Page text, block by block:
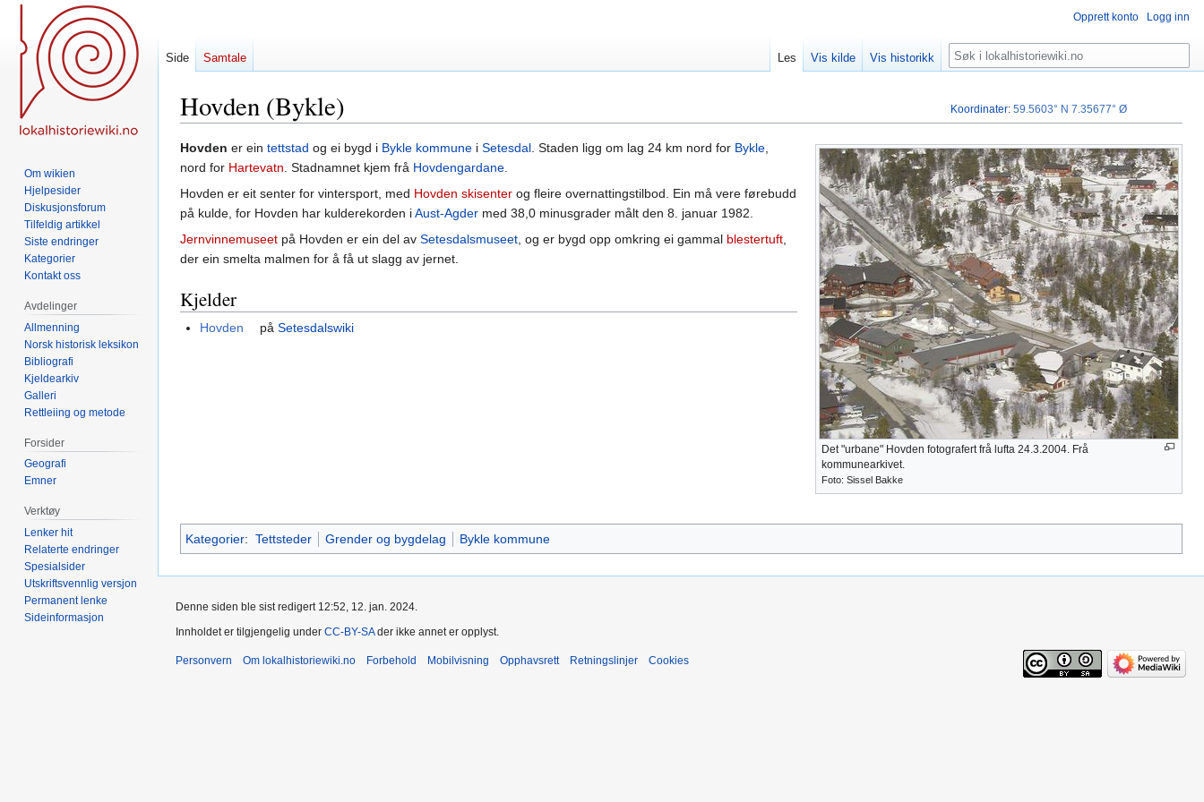
Hovden (Bykle)
Hopp
til
navigering
Hopp
til
søk
Det "urbane" Hovden fotografert frå lufta 24.3.2004. Frå
kommunearkivet.
Foto: Sissel Bakke
Hovden er ein tettstad og ei bygd i Bykle kommune i Setesdal. Staden ligg om lag 24 km nord for Bykle,
nord for Hartevatn. Stadnamnet kjem frå Hovdengardane.
Hovden er eit senter for vintersport, med Hovden skisenter og fleire overnattingstilbod. Ein må vere førebudd
på kulde, for Hovden har kulderekorden iAust-Agder med 38,0 minusgrader målt den 8. januar 1982.
Jernvinnemuseet på Hovden er ein del av Setesdalsmuseet, og er bygd opp omkring ei gammal blestertuft,
der ein smelta malmen for å få ut slagg av jernet.
Kjelder
Hovden påSetesdalswiki
Koordinater:59.5603° N 7.35677° Ø
Kategorier: Tettsteder Grender og bygdelag Bykle kommune
Opprett konto Logg inn
Side Samtale Les Vis kilde Vis historikk Søk
Om wikien
Hjelpesider
Diskusjonsforum
Tilfeldig artikkel
Siste endringer
Kategorier
Kontakt oss
Avdelinger
Allmenning
Norsk historisk leksikon
Bibliografi
Kjeldearkiv
Galleri
Rettleiing og metode
Forsider
Geografi
Emner
Verktøy
Lenker hit
Relaterte endringer
Spesialsider
Utskriftsvennlig versjon
Permanent lenke
Sideinformasjon
Denne siden ble sist redigert 12:52, 12. jan. 2024.
Innholdet er tilgjengelig under CC-BY-SAder ikke annet er opplyst.
Personvern Om lokalhistoriewiki.no Forbehold Mobilvisning Opphavsrett Retningslinjer Cookies